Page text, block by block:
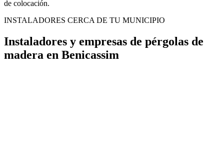
de colocación.
INSTALADORES CERCA DE TU MUNICIPIO
Instaladores y empresas de pérgolas de
madera en Benicassim